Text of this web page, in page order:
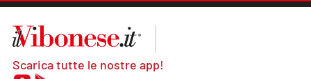
Scarica tutte le nostre app!